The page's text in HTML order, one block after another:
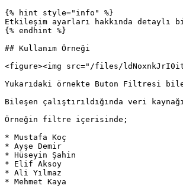
{% hint style="info" %}
Etkileşim ayarları hakkında
{% endhint %}
## Kullanım Örneği
<figure><img src="/files/
Yukarıdaki örnekte Buton Filtresi
Bileşen çalıştırıldığında veri
Örneğin filtre içerisinde;
* Mustafa Koç
* Ayşe Demir
* Hüseyin Şahin
* Elif Aksoy
* Ali Yılmaz
* Mehmet Kaya